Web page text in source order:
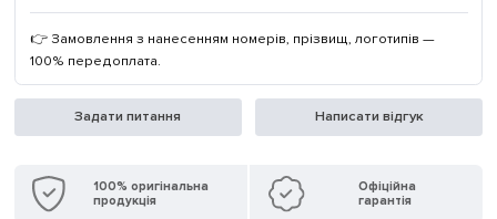
👉 Замовлення з нанесенням номерів, прізвищ, логотипів —
100% передоплата.
Задати питання Написати відгук
100% оригінальна
продукція
Офіційна
гарантія